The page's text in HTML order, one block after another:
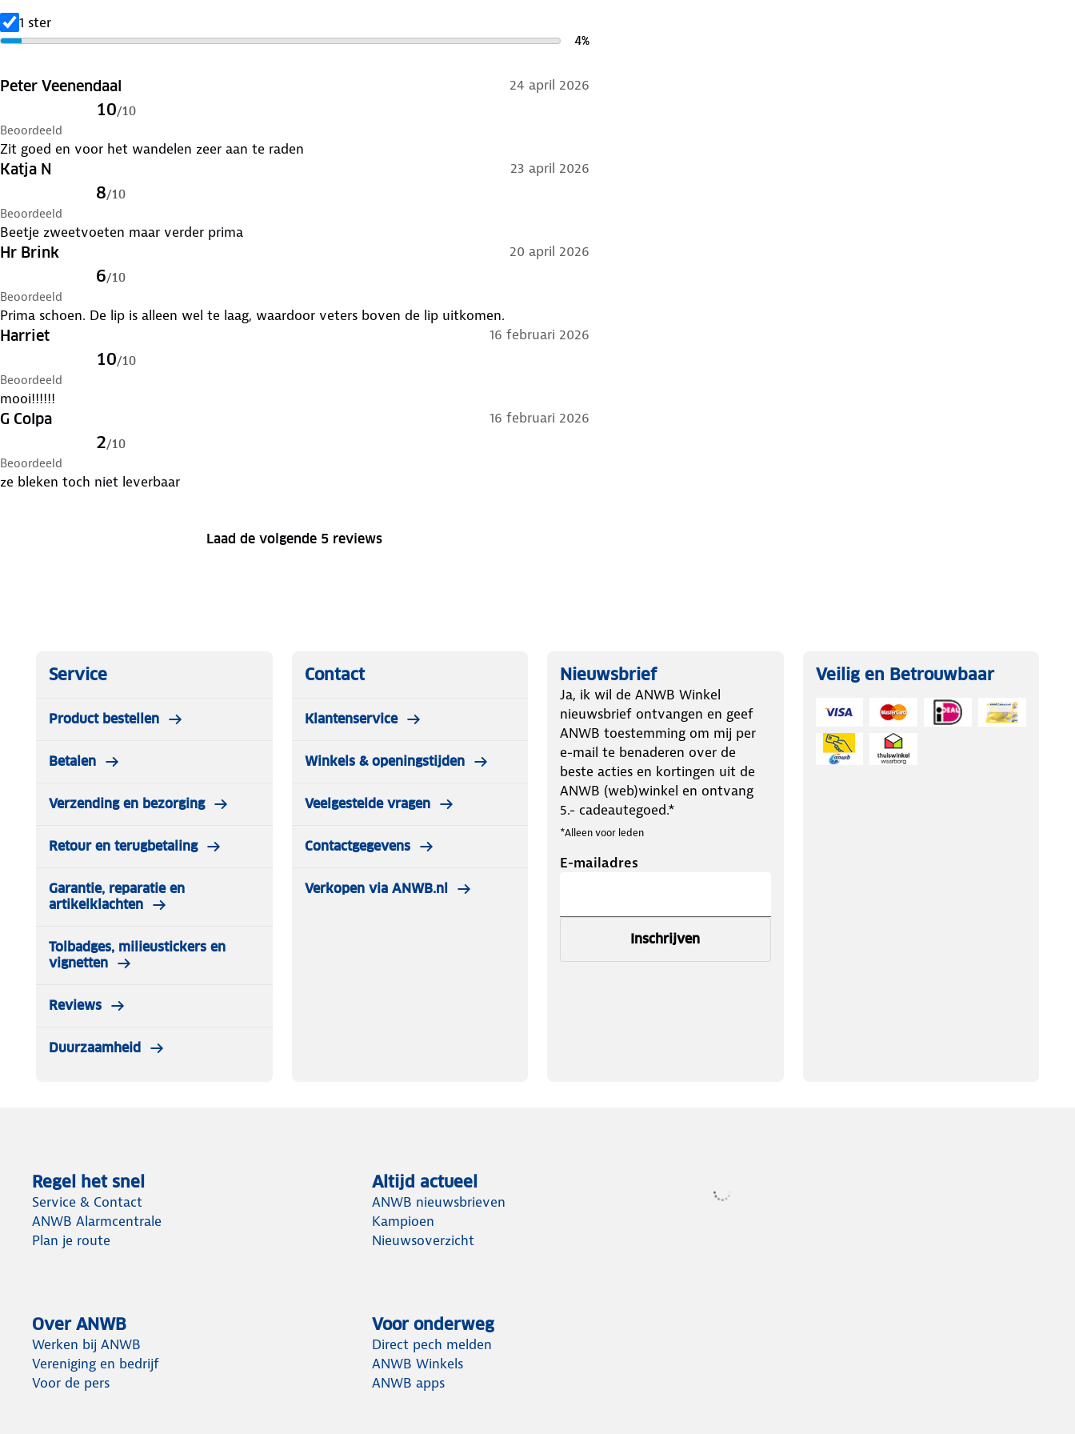
1 ster
4%
Peter Veenendaal 24 april 2026
10/10
Beoordeeld
Zit goed en voor het wandelen zeer aan te raden
Katja N 23 april 2026
8/10
Beoordeeld
Beetje zweetvoeten maar verder prima
Hr Brink 20 april 2026
6/10
Beoordeeld
Prima schoen. De lip is alleen wel te laag, waardoor veters boven de lip uitkomen.
Harriet 16 februari 2026
10/10
Beoordeeld
mooi!!!!!!
G Colpa 16 februari 2026
2/10
Beoordeeld
ze bleken toch niet leverbaar
Laad de volgende 5 reviews
Service
Product bestellen
Betalen
Verzending en bezorging
Retour en terugbetaling
Garantie, reparatie en
artikelklachten
Tolbadges, milieustickers en
vignetten
Reviews
Duurzaamheid
Contact
Klantenservice
Winkels & openingstijden
Veelgestelde vragen
Contactgegevens
Verkopen via ANWB.nl
Nieuwsbrief
Ja, ik wil de ANWB Winkel
nieuwsbrief ontvangen en geef
ANWB toestemming om mij per
e-mail te benaderen over de
beste acties en kortingen uit de
ANWB (web)winkel en ontvang
5.- cadeautegoed.*
*Alleen voor leden
E-mailadres
Inschrijven
Veilig en Betrouwbaar
Regel het snel
Service & Contact
ANWB Alarmcentrale
Plan je route
Altijd actueel
ANWB nieuwsbrieven
Kampioen
Nieuwsoverzicht
Over ANWB
Werken bij ANWB
Vereniging en bedrijf
Voor de pers
Voor onderweg
Direct pech melden
ANWB Winkels
ANWB apps